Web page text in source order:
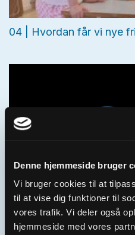
Denne hjemmeside bruger
Vi bruger cookies til at
til at vise dig funktioner til
vores trafik. Vi deler også
hjemmeside med vores
04 | Hvordan får vi nye
Fakta om frivillige i